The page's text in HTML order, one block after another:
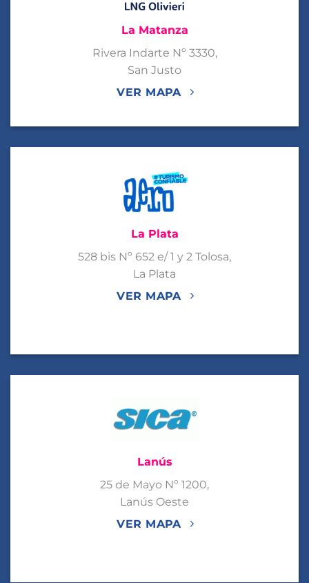
La Matanza
Rivera Indarte Nº 3330,
San Justo
VER MAPA
La Plata
528 bis Nº 652 e/ 1 y 2 Tolosa,
La Plata
VER MAPA
Lanús
25 de Mayo Nº 1200,
Lanús Oeste
VER MAPA